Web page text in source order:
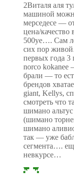
2Виталя аля
машиной
мерседесе —
цена/качество
500уе…. Сам
сих пор
первых года
norco kokanee
брали — то
брендов
giant, Kellys,
смотреть что
шимано
(шимано
шимано
так — уже
сегмента….
невкурсе…